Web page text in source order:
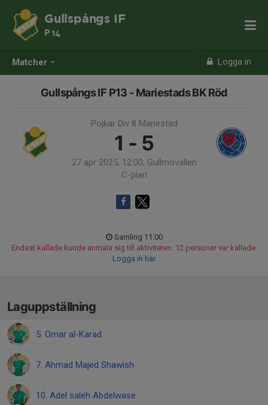
Matcher Logga in
Gullspångs IF
P 14
Gullspångs IF P13 - Mariestads BK Röd
Pojkar Div 8 Mariestad
1 - 5
27 apr 2025, 12:00, Gullmovallen
C-plan
Samling 11:00
Endast kallade kunde anmäla sig till aktiviteten. 12 personer var kallade.
Logga in här
Laguppställning
5. Omar al-Karad
7. Ahmad Majed Shawish
10. Adel saleh Abdelwase